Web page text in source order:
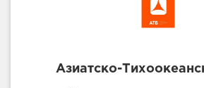
Азиатско-